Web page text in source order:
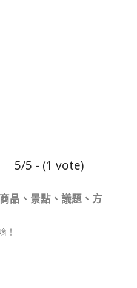
5/5 - (1 vote)
品、景點、議題、方
！